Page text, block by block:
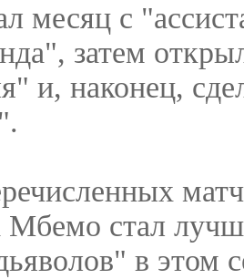
месяц с
затем
и, наконец,
Мбемо стал
в этом